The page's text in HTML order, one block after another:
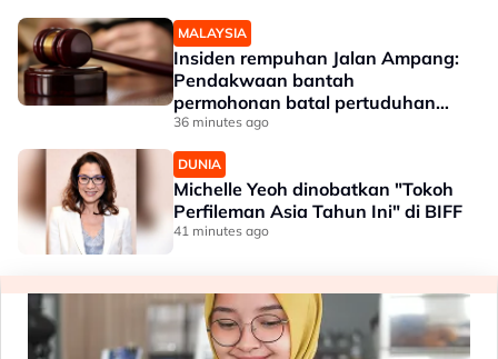
MALAYSIA
Insiden rempuhan Jalan Ampang:
Pendakwaan bantah
permohonan batal pertuduhan
bunuh
36 minutes ago
DUNIA
Michelle Yeoh dinobatkan "Tokoh
Perfileman Asia Tahun Ini" di BIFF
41 minutes ago